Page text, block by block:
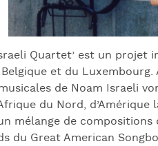
Quartet’ est un
Belgique et du
de Noam Israeli
du Nord,
mélange de compositions
du Great American